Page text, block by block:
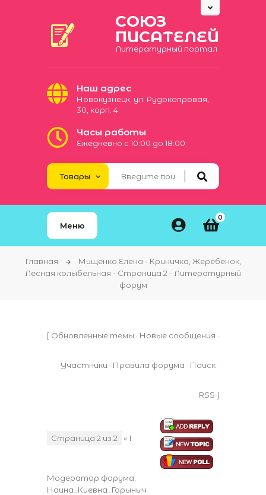
СОЮЗ
ПИСАТЕЛЕЙ
Литературный портал
Наш адрес
Новокузнецк, ул. Рудокопровая,
30, корп. 4
Часы работы
Ежедневно с 10:00 до 18:00
Меню
0
Главная
Мищенко Елена - Криничка, Жеребёнок,
Лесная колыбельная - Страница 2 - Литературный
форум
[ Обновленные темы · Новые сообщения ·
Участники · Правила форума · Поиск ·
RSS ]
Страница 2 из 2 «1
Модератор форума:
Наина_Киевна_Горыныч